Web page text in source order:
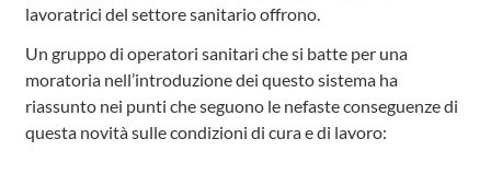
lavoratrici del settore sanitario offrono.
Un gruppo di operatori sanitari che si batte per una
moratoria nell’introduzione dei questo sistema ha
riassunto nei punti che seguono le nefaste conseguenze di
questa novità sulle condizioni di cura e di lavoro: